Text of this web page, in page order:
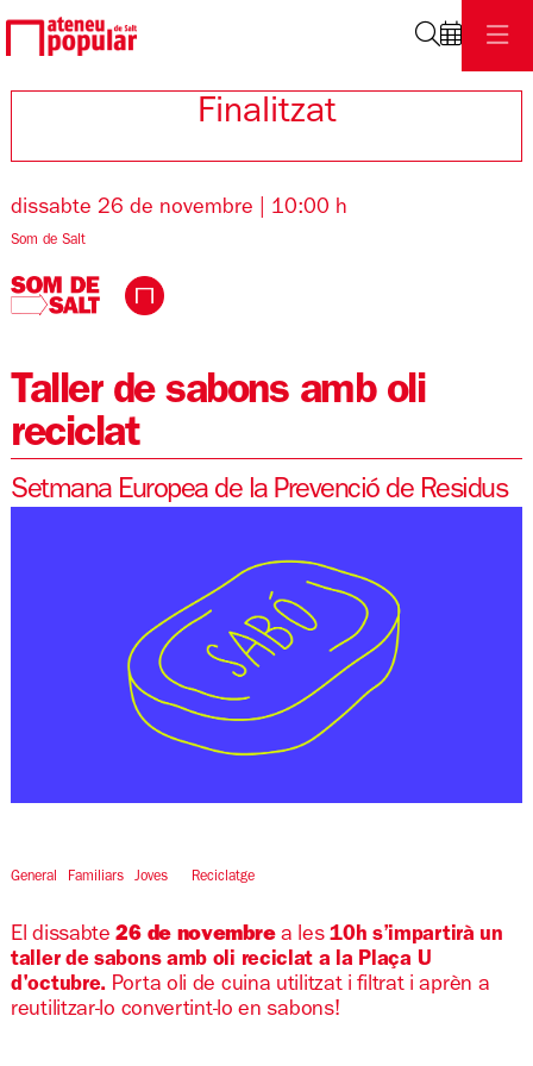
Finalitzat
dissabte 26 de novembre 10:00 h
Som de Salt
Taller de sabons amb oli
reciclat
Setmana Europea de la Prevenció de Residus
General Familiars Joves Reciclatge
El dissabte 26 de novembre a les 10h s’impartirà un
taller de sabons amb oli reciclat a la Plaça U
d'octubre. Porta oli de cuina utilitzat i filtrat i aprèn a
reutilitzar-lo convertint-lo en sabons!